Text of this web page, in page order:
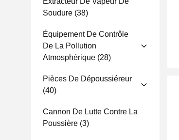
Soudure (38)
Équipement De Contrôle
De La Pollution
Atmosphérique (28)
Pièces De Dépoussiéreur
(40)
Cannon De Lutte Contre La
Poussière (3)